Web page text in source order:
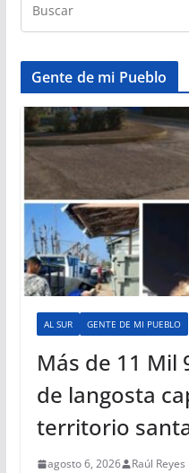
Gente de mi Pueblo
AL SUR GENTE DE MI PUEBLO
Más de 11 Mil
de langosta
territorio
agosto 6, 2026 Raúl